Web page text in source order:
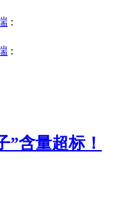
:
:
”含量超标！